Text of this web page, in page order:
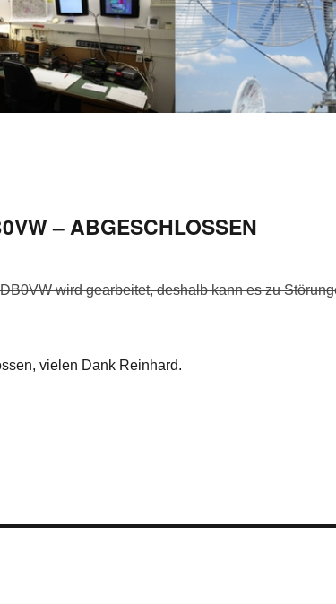
– ABGESCHLOSSEN
wird gearbeitet, deshalb kann es zu
vielen Dank Reinhard.